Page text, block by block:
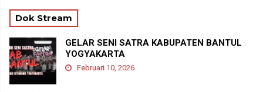
Dok Stream
GELAR SENI SATRA KABUPATEN BANTUL
YOGYAKARTA
Februari 10, 2026